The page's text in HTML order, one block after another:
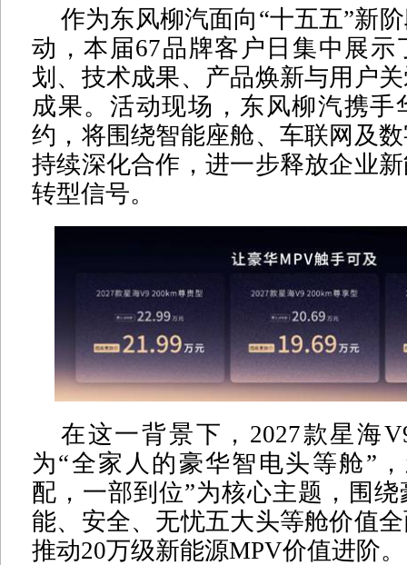
作为东风柳汽面向“十五五”新
动，本届67品牌客户日集中展示
划、技术成果、产品焕新与用户
成果。活动现场，东风柳汽携手
约，将围绕智能座舱、车联网及
持续深化合作，进一步释放企业
转型信号。
在这一背景下，2027款星海
为“全家人的豪华智电头等舱”
配，一部到位”为核心主题，围
能、安全、无忧五大头等舱价值
推动20万级新能源MPV价值进阶。